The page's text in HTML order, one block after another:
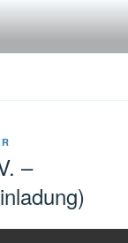
–